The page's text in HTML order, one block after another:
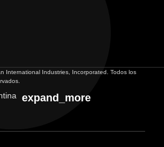
International Industries, Incorporated. Todos los